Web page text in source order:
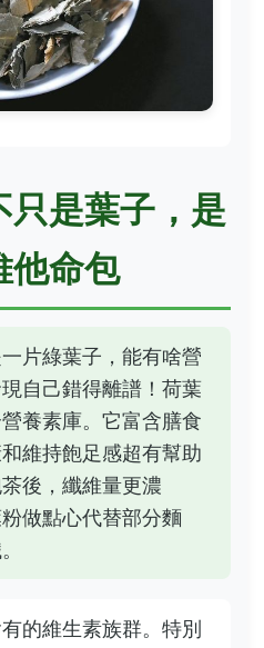
只是葉子，是
他命包
片綠葉子，能有啥營
自己錯得離譜！荷葉
養素庫。它富含膳食
維持飽足感超有幫助
後，纖維量更濃
做點心代替部分麵
的維生素族群。特別